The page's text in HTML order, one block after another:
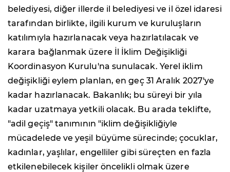
belediyesi, diğer illerde il belediyesi ve il özel idaresi
tarafından birlikte, ilgili kurum ve kuruluşların
katılımıyla hazırlanacak veya hazırlatılacak ve
karara bağlanmak üzere İl İklim Değişikliği
Koordinasyon Kurulu'na sunulacak. Yerel iklim
değişikliği eylem planlan, en geç 31 Aralık 2027'ye
kadar hazırlanacak. Bakanlık; bu süreyi bir yıla
kadar uzatmaya yetkili olacak. Bu arada teklifte,
"adil geçiş" tanımının "iklim değişikliğiyle
mücadelede ve yeşil büyüme sürecinde; çocuklar,
kadınlar, yaşlılar, engelliler gibi süreçten en fazla
etkilenebilecek kişiler öncelikli olmak üzere